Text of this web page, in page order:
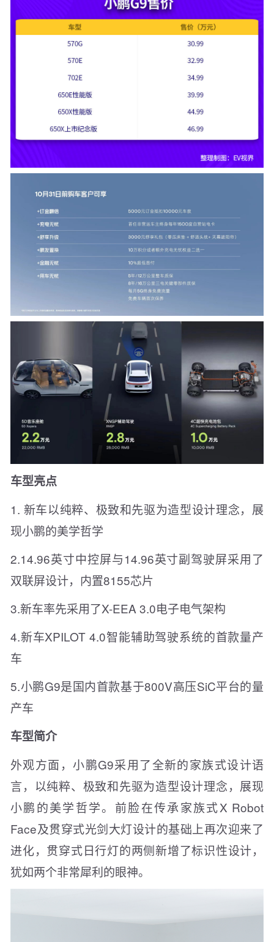
车型亮点
1. 新车以纯粹、极致和先驱为造型设计理念，展
现小鹏的美学哲学
2.14.96英寸中控屏与14.96英寸副驾驶屏采用了
双联屏设计，内置8155芯片
3.新车率先采用了X-EEA 3.0电子电气架构
4.新车XPILOT 4.0智能辅助驾驶系统的首款量产
车
5.小鹏G9是国内首款基于800V高压SiC平台的量
产车
车型简介
外观方面，小鹏G9采用了全新的家族式设计语
言，以纯粹、极致和先驱为造型设计理念，展现
小鹏的美学哲学。前脸在传承家族式X Robot
Face及贯穿式光剑大灯设计的基础上再次迎来了
进化，贯穿式日行灯的两侧新增了标识性设计，
犹如两个非常犀利的眼神。